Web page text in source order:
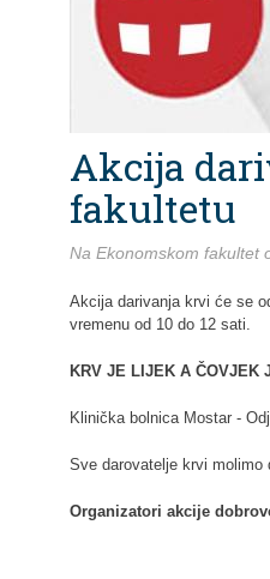
Akcija
fakultetu
Na Ekonomskom fakultet
Akcija darivanja krvi će se
vremenu od 10 do 12 sati.
KRV JE LIJEK A ČOVJEK
Klinička bolnica Mostar -
Sve darovatelje krvi molimo
Organizatori akcije